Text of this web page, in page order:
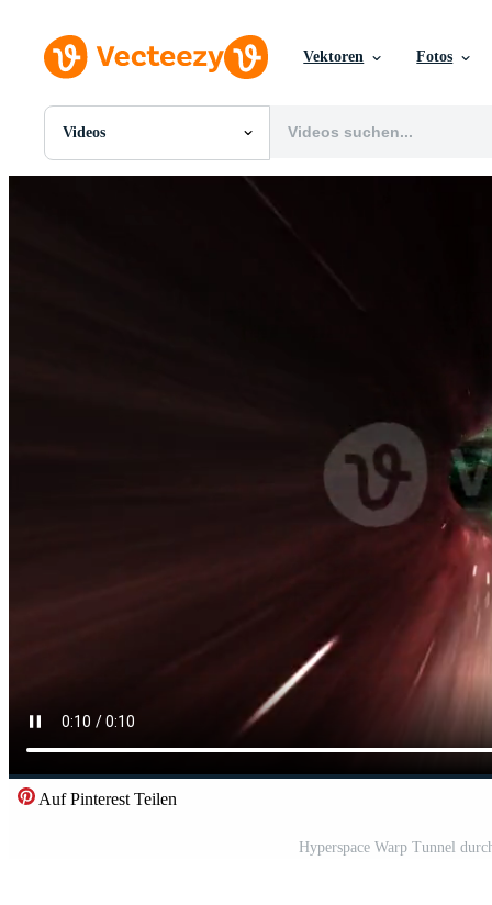
Vektoren Fotos
Videos
Alle Bilder
Auf Pinterest Teilen
Hyperspace Warp Tunnel